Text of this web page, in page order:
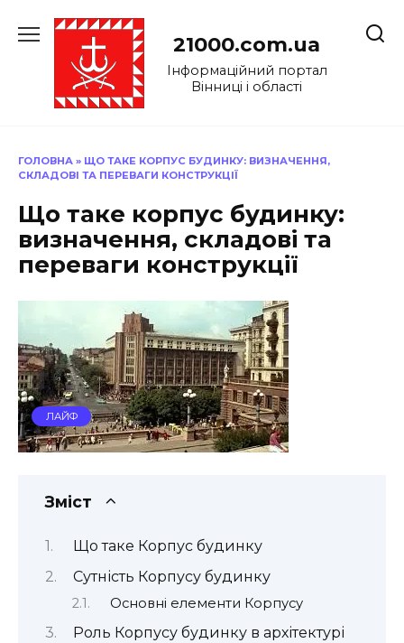
до
21000.com.ua
Інформаційний портал
Вінниці і області
ГОЛОВНА » ЩО ТАКЕ КОРПУС БУДИНКУ: ВИЗНАЧЕННЯ,
СКЛАДОВІ ТА ПЕРЕВАГИ КОНСТРУКЦІЇ
Що таке корпус будинку:
визначення, складові та
переваги конструкції
ЛАЙФ
Зміст
Що таке Корпус будинку
Сутність Корпусу будинку
Основні елементи Корпусу
Роль Корпусу будинку в архітектурі